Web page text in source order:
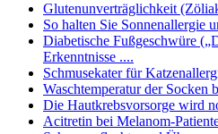
Glutenunverträglichkeit
So halten Sie Sonnenallergie
Diabetische Fußgeschwüre
Erkenntnisse ....
Schmusekater für
Waschtemperatur der Socken
Die Hautkrebsvorsorge wird
Acitretin bei Melanom-